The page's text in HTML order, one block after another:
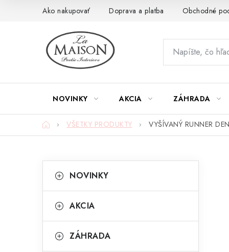
Ako nakupovať Doprava a platba Obchodné
NOVINKY AKCIA ZÁHRADA
DomovVŠETKY PRODUKTY VYŠÍVANÝ RUNNER
o
n
kategórie
a
e
NOVINKY
AKCIA
ZÁHRADA